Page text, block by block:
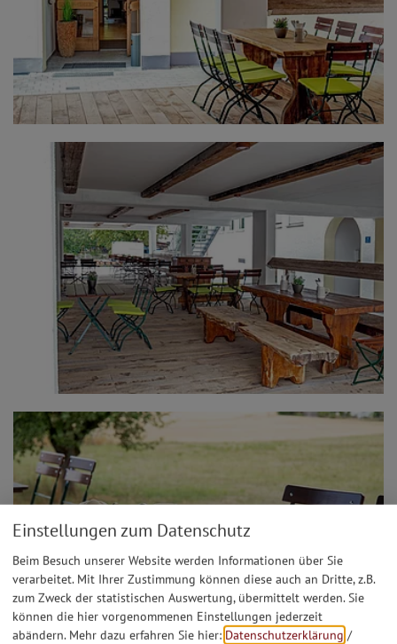
Einstellungen zum Datenschutz
Beim Besuch unserer Website werden Informationen über Sie
verarbeitet. Mit Ihrer Zustimmung können diese auch an Dritte, z.B.
zum Zweck der statistischen Auswertung, übermittelt werden. Sie
können die hier vorgenommenen Einstellungen jederzeit
abändern. Mehr dazu erfahren Sie hier: Datenschutzerklärung /